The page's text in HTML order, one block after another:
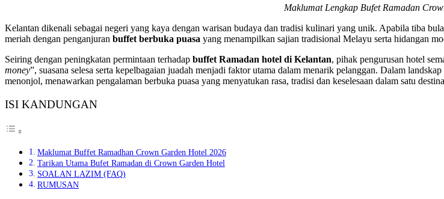
Maklumat Lengkap Bufet Ramadan
Kelantan dikenali sebagai negeri yang kaya dengan warisan budaya dan tradisi kulinari yang unik. Apabila tiba
meriah dengan penganjuran buffet berbuka puasa yang menampilkan sajian tradisional Melayu serta hidangan
Seiring dengan peningkatan permintaan terhadap buffet Ramadan hotel di Kelantan, pihak pengurusan hotel
money”, suasana selesa serta kepelbagaian juadah menjadi faktor utama dalam menarik pelanggan. Dalam
menonjol, menawarkan pengalaman berbuka puasa yang menyatukan rasa, tradisi dan keselesaan dalam satu
ISI KANDUNGAN
Maklumat Buffet Ramadhan Crown Garden Hotel 2026
Tarikan Utama Bufet Ramadan di Crown Garden Hotel
SOALAN LAZIM (FAQ)
RUMUSAN